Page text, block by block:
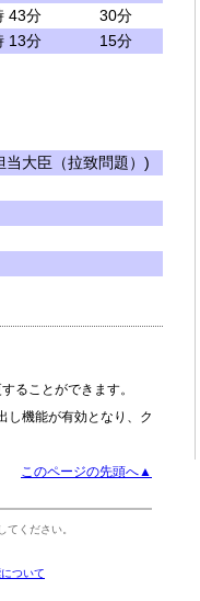
43分
30分
13分 15分
大臣（拉致問題）)
ることができます。
し機能が有効となり、ク
このページの先頭へ▲
ください。
ついて